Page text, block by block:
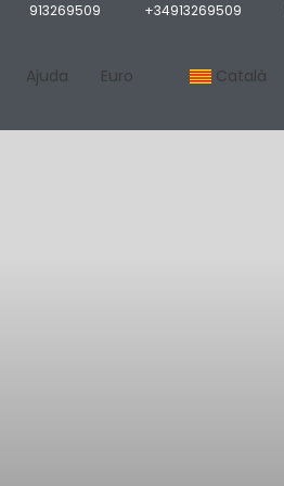
913269509 +34913269509
Ajuda Euro Català